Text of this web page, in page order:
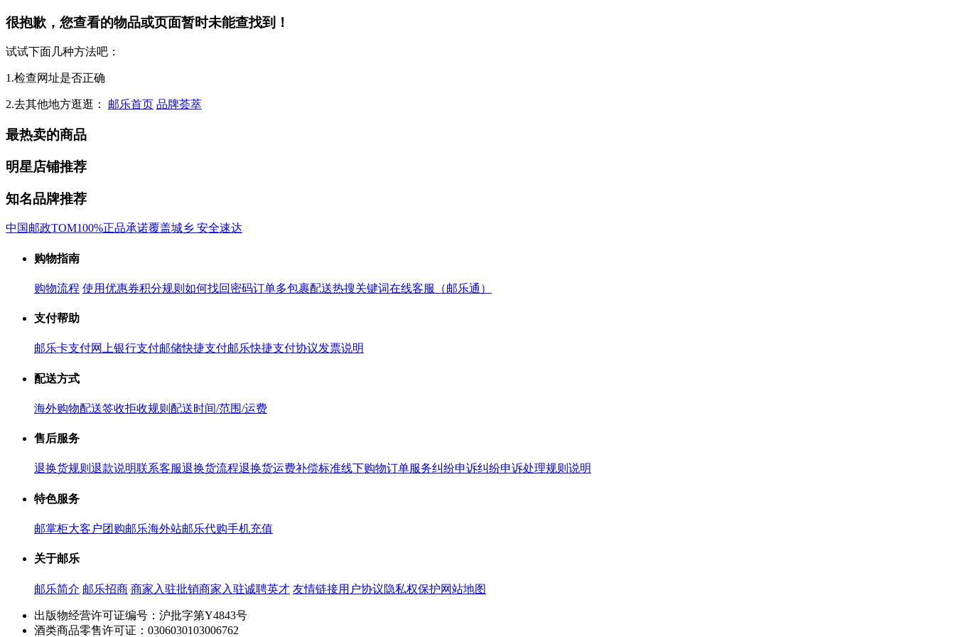
很抱歉，您查看的物品或页面暂时未能查找到！
试试下面几种方法吧：
1.检查网址是否正确
2.去其他地方逛逛： 邮乐首页 品牌荟萃
最热卖的商品
明星店铺推荐
知名品牌推荐
中国邮政TOM100%正品承诺覆盖城乡 安全速达
购物指南
购物流程 使用优惠券积分规则 如何找回密码订单多包裹配送热搜关键词在线客服（邮乐通）
支付帮助
邮乐卡支付网上银行支付邮储快捷支付邮乐快捷支付协议发票说明
配送方式
海外购物配送签收拒收规则 配送时间/范围/运费
售后服务
退换货规则 退款说明联系客服退换货流程退换货运费补偿标准线下购物订单服务纠纷申诉纠纷申诉处理规则说明
特色服务
邮掌柜大客户团购邮乐海外站邮乐代购手机充值
关于邮乐
邮乐简介 邮乐招商 商家入驻批销商家入驻诚聘英才 友情链接用户协议隐私权保护网站地图
出版物经营许可证编号：沪批字第Y4843号
酒类商品零售许可证：0306030103006762